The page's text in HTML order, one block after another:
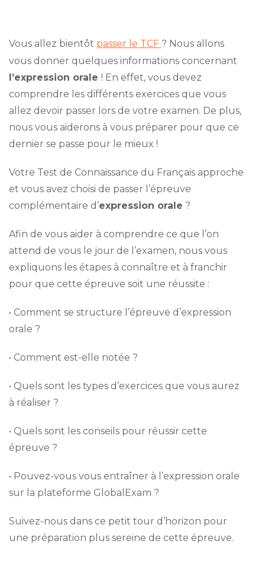
Vous allez bientôt passer le TCF ? Nous allons
vous donner quelques informations concernant
l’expression orale ! En effet, vous devez
comprendre les différents exercices que vous
allez devoir passer lors de votre examen. De plus,
nous vous aiderons à vous préparer pour que ce
dernier se passe pour le mieux !
Votre Test de Connaissance du Français approche
et vous avez choisi de passer l’épreuve
complémentaire d’expression orale ?
Afin de vous aider à comprendre ce que l’on
attend de vous le jour de l’examen, nous vous
expliquons les étapes à connaître et à franchir
pour que cette épreuve soit une réussite :
• Comment se structure l’épreuve d’expression
orale ?
• Comment est-elle notée ?
• Quels sont les types d’exercices que vous aurez
à réaliser ?
• Quels sont les conseils pour réussir cette
épreuve ?
• Pouvez-vous vous entraîner à l’expression orale
sur la plateforme GlobalExam ?
Suivez-nous dans ce petit tour d’horizon pour
une préparation plus sereine de cette épreuve.